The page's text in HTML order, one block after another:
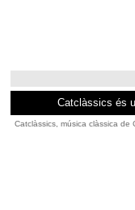
Catclàssics és
Catclàssics, música clàssica de